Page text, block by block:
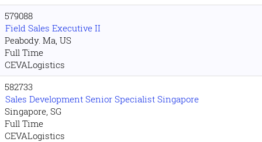
579088
Field Sales Executive II
Peabody. Ma, US
Full Time
CEVALogistics
582733
Sales Development Senior Specialist Singapore
Singapore, SG
Full Time
CEVALogistics